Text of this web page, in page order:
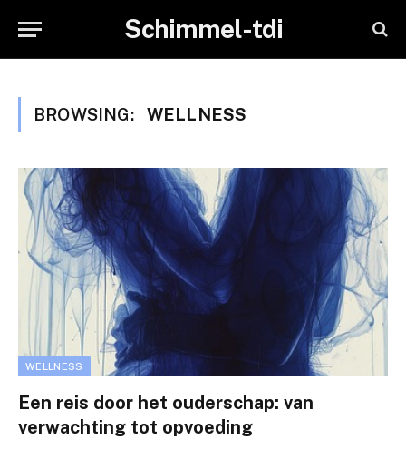
Schimmel-tdi
BROWSING: WELLNESS
WELLNESS
Een reis door het ouderschap: van
verwachting tot opvoeding